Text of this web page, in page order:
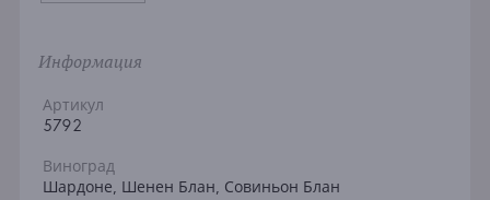
Информация
Артикул
5792
Виноград
Шардоне, Шенен Блан, Совиньон Блан